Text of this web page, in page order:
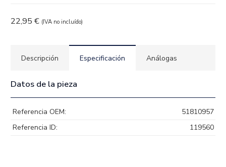
22,95 € (IVA no incluído)
Descripción Especificación Análogas
Datos de la pieza
Referencia OEM:
51810957
Referencia ID:
119560